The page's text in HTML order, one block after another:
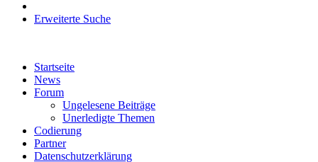
Erweiterte Suche
Startseite
News
Forum
Ungelesene Beiträge
Unerledigte Themen
Codierung
Partner
Datenschutzerklärung